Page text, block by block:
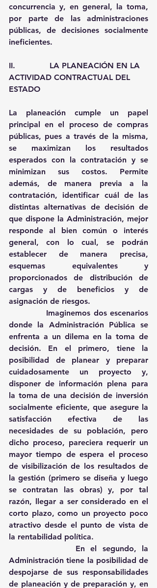
concurrencia y, en general, la toma,
por parte de las administraciones
públicas, de decisiones socialmente
ineficientes.
II.              LA PLANEACIÓN EN LA
ACTIVIDAD CONTRACTUAL DEL
ESTADO
La planeación cumple un papel
principal en el proceso de compras
públicas, pues a través de la misma,
se maximizan los resultados
esperados con la contratación y se
minimizan sus costos. Permite
además, de manera previa a la
contratación, identificar cuál de las
distintas alternativas de decisión de
que dispone la Administración, mejor
responde al bien común o interés
general, con lo cual, se podrán
establecer de manera precisa,
esquemas equivalentes y
proporcionados de distribución de
cargas y de beneficios y de
asignación de riesgos.
donde la Administración Pública se
enfrenta a un dilema en la toma de
decisión. En el primero, tiene la
posibilidad de planear y preparar
cuidadosamente un proyecto y,
disponer de información plena para
la toma de una decisión de inversión
socialmente eficiente, que asegure la
satisfacción efectiva de las
necesidades de su población, pero
dicho proceso, pareciera requerir un
mayor tiempo de espera el proceso
de visibilización de los resultados de
la gestión (primero se diseña y luego
se contratan las obras) y, por tal
razón, llegar a ser considerado en el
corto plazo, como un proyecto poco
atractivo desde el punto de vista de
la rentabilidad política.
Administración tiene la posibilidad de
despojarse de sus responsabilidades
de planeación y de preparación y, en